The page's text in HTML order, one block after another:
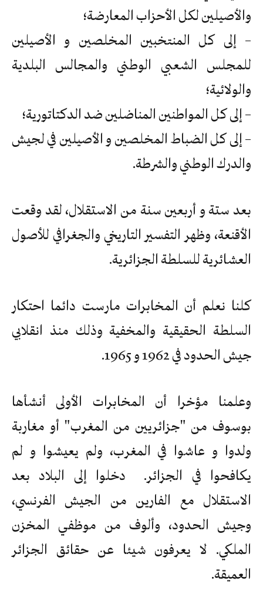
والأصيلين لكل الأحزاب المعارضة؛
– إلى كل المنتخبين المخلصين و الأصيلين
للمجلس الشعبي الوطني والمجالس البلدية
والولائية؛
– إلى كل المواطنين المناضلين ضد الدكتاتورية؛
– إلى كل الضباط المخلصين و الأصيلين في لجيش
والدرك الوطني والشرطة.
بعد ستة و أربعين سنة من الاستقلال، لقد وقعت
الأقنعة، وظهر التفسير التاريخي والجغرافي للأصول
العشائرية للسلطة الجزائرية.
كلنا نعلم أن المخابرات مارست دائما احتكار
السلطة الحقيقية والمخفية وذلك منذ انقلابي
جيش الحدود في 1962 و 1965.
وعلمنا مؤخرا أن المخابرات الأولى أنشأها
بوسوف من "جزائريين من المغرب" أو مغاربة
ولدوا و عاشوا في المغرب، ولم يعيشوا و لم
يكافحوا في الجزائر. دخلوا إلى البلاد بعد
الاستقلال مع الفارين من الجيش الفرنسي،
وجيش الحدود، وألوف من موظفي المخزن
الملكي. لا يعرفون شيئا عن حقائق الجزائر
العميقة.